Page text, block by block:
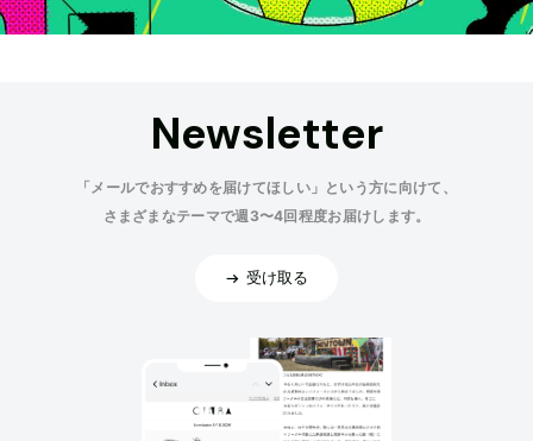
Newsletter
「メールでおすすめを届けてほしい」という方に向けて、
さまざまなテーマで週3〜4回程度お届けします。
受け取る